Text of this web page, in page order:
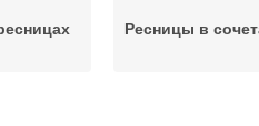
Ресницы в